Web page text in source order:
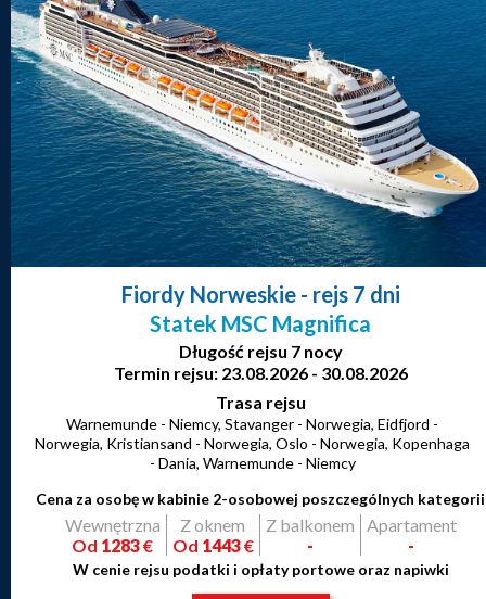
Fiordy Norweskie- rejs 7 dni
Statek MSC Magnifica
Długość rejsu 7 nocy
Termin rejsu: 23.08.2026 - 30.08.2026
Trasa rejsu
Warnemunde - Niemcy, Stavanger - Norwegia, Eidfjord -
Norwegia, Kristiansand - Norwegia, Oslo - Norwegia, Kopenhaga
- Dania, Warnemunde - Niemcy
Cena za osobę w kabinie 2-osobowej poszczególnych kategorii
Wewnętrzna
Od 1283€
Z oknem
Od 1443€
Z balkonem
-
Apartament
-
W cenie rejsu podatki i opłaty portowe oraz napiwki